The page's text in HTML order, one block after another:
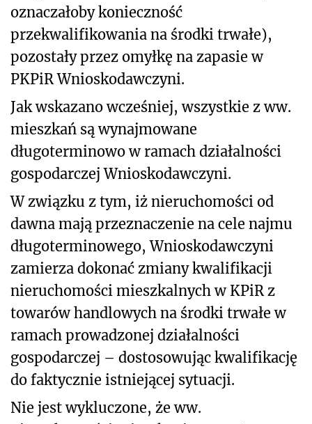
oznaczałoby konieczność
przekwalifikowania na środki trwałe),
pozostały przez omyłkę na zapasie w
PKPiR Wnioskodawczyni.
Jak wskazano wcześniej, wszystkie z ww.
mieszkań są wynajmowane
długoterminowo w ramach działalności
gospodarczej Wnioskodawczyni.
W związku z tym, iż nieruchomości od
dawna mają przeznaczenie na cele najmu
długoterminowego, Wnioskodawczyni
zamierza dokonać zmiany kwalifikacji
nieruchomości mieszkalnych w KPiR z
towarów handlowych na środki trwałe w
ramach prowadzonej działalności
gospodarczej – dostosowując kwalifikację
do faktycznie istniejącej sytuacji.
Nie jest wykluczone, że ww.